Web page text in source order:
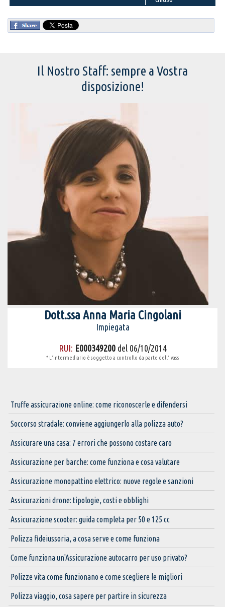
Il Nostro Staff: sempre a Vostra
disposizione!
Dott.ssa Anna Maria Cingolani
Impiegata
RUI: E000349200del 06/10/2014
* L’intermediario è soggetto a controllo da parte dell’Ivass
Truffe assicurazione online: come riconoscerle e difendersi
Soccorso stradale: conviene aggiungerlo alla polizza auto?
Assicurare una casa: 7 errori che possono costare caro
Assicurazione per barche: come funziona e cosa valutare
Assicurazione monopattino elettrico: nuove regole e sanzioni
Assicurazioni drone: tipologie, costi e obblighi
Assicurazione scooter: guida completa per 50 e 125 cc
Polizza fideiussoria, a cosa serve e come funziona
Come funziona un'Assicurazione autocarro per uso privato?
Polizze vita come funzionano e come scegliere le migliori
Polizza viaggio, cosa sapere per partire in sicurezza